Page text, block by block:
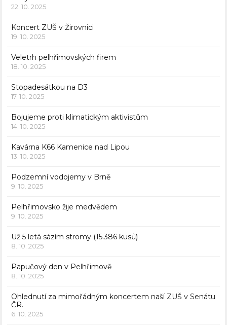
22. 10. 2025
Koncert ZUŠ v Žirovnici
19. 10. 2025
Veletrh pelhřimovských firem
18. 10. 2025
Stopadesátkou na D3
17. 10. 2025
Bojujeme proti klimatickým aktivistům
14. 10. 2025
Kavárna K66 Kamenice nad Lipou
13. 10. 2025
Podzemní vodojemy v Brně
9. 10. 2025
Pelhřimovsko žije medvědem
9. 10. 2025
Už 5 letá sázím stromy (15.386 kusů)
8. 10. 2025
Papučový den v Pelhřimově
8. 10. 2025
Ohlednutí za mimořádným koncertem naší ZUŠ v Senátu
ČR.
6. 10. 2025